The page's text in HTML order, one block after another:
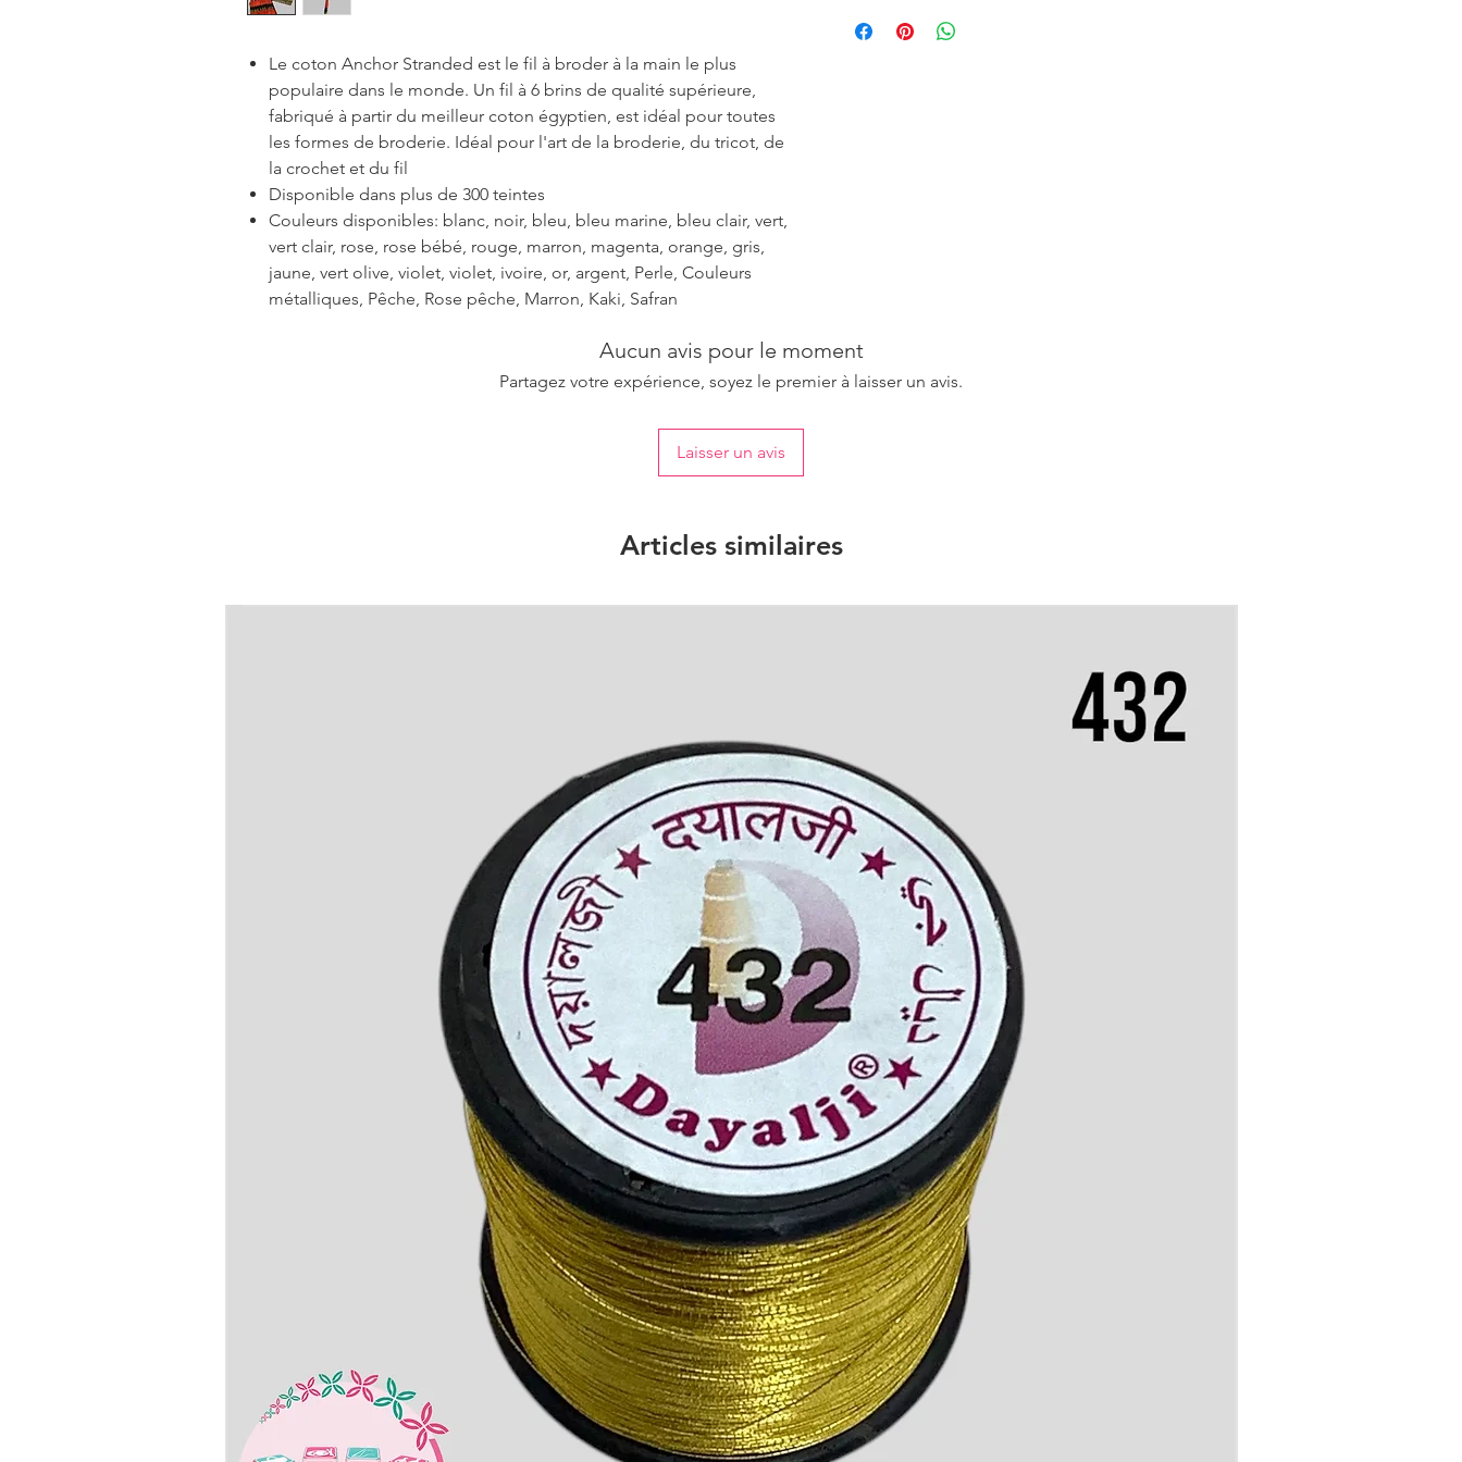
Le coton Anchor Stranded est le fil à broder à la main le plus
populaire dans le monde. Un fil à 6 brins de qualité supérieure,
fabriqué à partir du meilleur coton égyptien, est idéal pour toutes
les formes de broderie. Idéal pour l'art de la broderie, du tricot, de
la crochet et du fil
Disponible dans plus de 300 teintes
Couleurs disponibles: blanc, noir, bleu, bleu marine, bleu clair, vert,
vert clair, rose, rose bébé, rouge, marron, magenta, orange, gris,
jaune, vert olive, violet, violet, ivoire, or, argent, Perle, Couleurs
métalliques, Pêche, Rose pêche, Marron, Kaki, Safran
ensure the uniformity of colour.
Aucun avis pour le moment
Partagez votre expérience, soyez le premier à laisser un avis.
Laisser un avis
Articles similaires